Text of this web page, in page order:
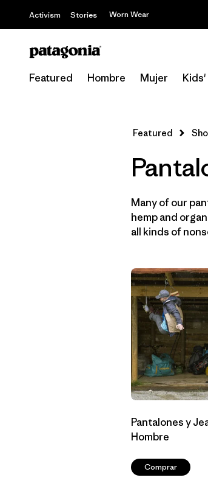
Activism Stories Worn Wear
Featured Hombre Mujer Kids'
Featured
Many of our
hemp and
all kinds of
Pantalones y
Hombre
Comprar